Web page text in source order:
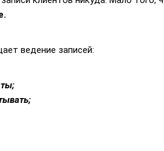
ведение записей: